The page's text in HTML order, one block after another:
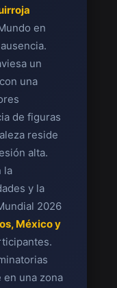
en
un
una
de figuras
reside
alta.
la
y la
2026
México y
en una zona